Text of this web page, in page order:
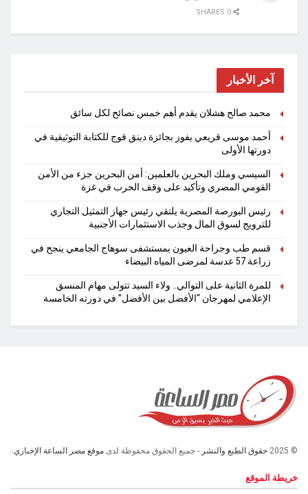
آخر الأخبار
محمد صالح هشلان يقدم أهم خمس نصائح لكل سائق
أحمد موسى قريعي يفوز بجائزة دينق قوج للكتابة التوثيقية في
دورتها الأولى
السيسي وملك البحرين بالعلمين: أمن البحرين جزء من الأمن
القومي المصري وتأكيد على وقف الحرب في غزة
رئيس البورصة المصرية يلتقي رئيس جهاز التمثيل التجاري
للترويج لسوق المال وجذب الاستثمارات الأجنبية
قسم طب وجراحة العيون بمستشفى سوهاج الجامعي ينجح في
زراعة 57 عدسة لمرضى المياه البيضاء
للمرة الثانية على التوالي.. ولاء السيد تتولى مهام المنسق
الإعلامي لمهرجان “الأفضل بين الأفضل” في دورته الخامسة
© 2025 حقوق الطبع والنشر - جميع الحقوق محفوظة لدى موقع مصر الساعة الإخباري.
خريطة الموقع